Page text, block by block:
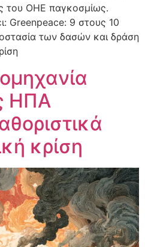
του ΟΗΕ παγκοσμίως.
Greenpeace: 9 στους 10
των δασών και δράση
ΗΠΑ
κρίση